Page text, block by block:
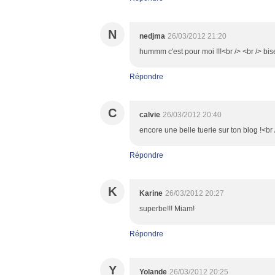
N nedjma 26/03/2012 21:20
hummm c'est pour moi !!!<br /> <br />
Répondre
C calvie 26/03/2012 20:40
encore une belle tuerie sur ton blog !<br
Répondre
K Karine 26/03/2012 20:27
superbe!!! Miam!
Répondre
Y Yolande 26/03/2012 20:25